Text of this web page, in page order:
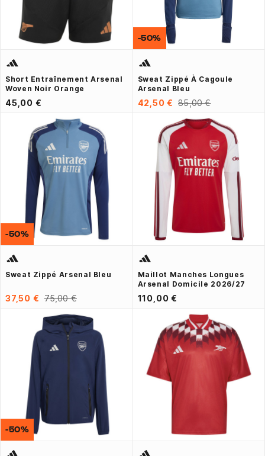
Short Entraînement Arsenal
Woven Noir Orange
45,00 €
Sweat Zippé À Cagoule
Arsenal Bleu
42,50 € 85,00 €
-50%
Sweat Zippé Arsenal Bleu
37,50 € 75,00 €
-50%
Maillot Manches Longues
Arsenal Domicile 2026/27
110,00 €
-50%